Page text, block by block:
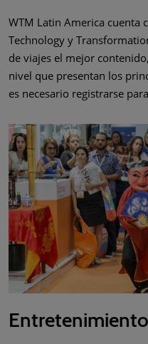
WTM Latin America cuenta
Technology y
de viajes el mejor
nivel que presentan los
es necesario registrarse
Entretenimiento